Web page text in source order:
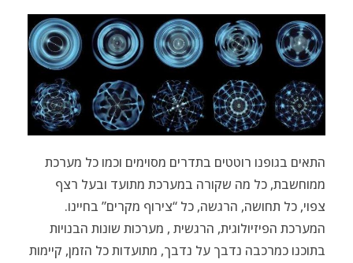
התאים בגופנו רוטטים בתדרים מסוימים וכמו כל מערכת
ממוחשבת, כל מה שקורה במערכת מתועד ובעל רצף
צפוי, כל תחושה, הרגשה, כל “צירוף מקרים” בחיינו.
המערכת הפיזיולוגית, הרגשית , מערכות שונות הבנויות
בתוכנו כמרכבה נדבך על נדבך, מתועדות כל הזמן, קיימות